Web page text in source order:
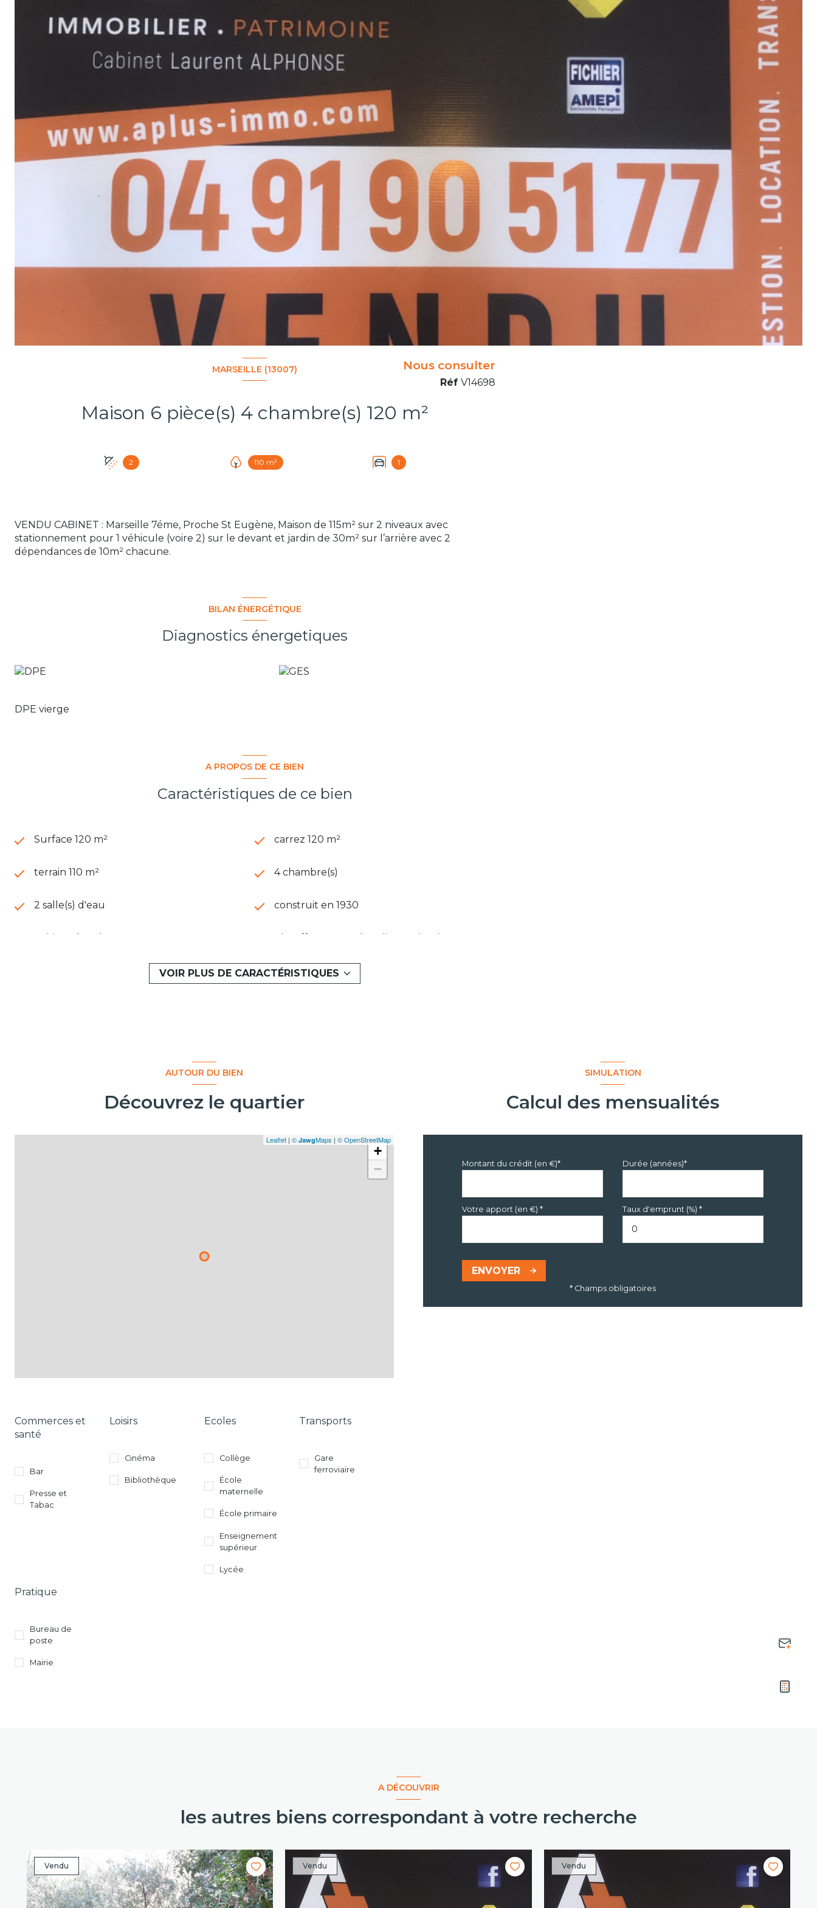
MARSEILLE (13007)
Maison 6 pièce(s) 4 chambre(s) 120 m²
2 110 m² 1
Nous consulter
Réf V14698
VENDU CABINET : Marseille 7éme, Proche St Eugène, Maison de 115m² sur 2 niveaux avec
stationnement pour 1 véhicule (voire 2) sur le devant et jardin de 30m² sur l’arrière avec 2
dépendances de 10m² chacune.
BILAN ÉNERGÉTIQUE
Diagnostics énergetiques
DPE vierge
A PROPOS DE CE BIEN
Caractéristiques de ce bien
Surface 120 m² carrez 120 m²
terrain 110 m² 4 chambre(s)
2 salle(s) d'eau construit en 1930
cuisine séparée Chauffage central : radiateur (gaz)
exposition Est
VOIR PLUS DE CARACTÉRISTIQUES
AUTOUR DU BIEN
Découvrez le quartier
+
−
Leaflet | © JawgMaps | © OpenStreetMap
Commerces et
santé
Bar
Presse et
Tabac
Loisirs
Cinéma
Bibliothèque
Ecoles
Collège
École
maternelle
École primaire
Enseignement
supérieur
Lycée
Transports
Gare
ferroviaire
Pratique
Bureau de
poste
Mairie
SIMULATION
Calcul des mensualités
Montant du crédit (en €)* Durée (années)*
Votre apport (en €) * Taux d'emprunt (%) *
ENVOYER
* Champs obligatoires
A DÉCOUVRIR
les autres biens correspondant à votre recherche
Vendu Vendu Vendu